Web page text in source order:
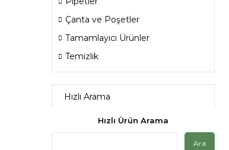
Çanta ve Poşetler
Tamamlayıcı Ürünler
Temizlik
Hızlı Arama
Hızlı Ürün Arama
Ara